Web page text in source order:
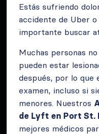
Estás sufriendo
accidente de Uber
importante buscar
Muchas personas
pueden estar
después, por lo que
examen, incluso si
menores. Nuestros
de Lyft en Port St.
mejores médicos